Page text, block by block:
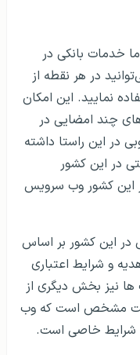
خدمات بانکی در
در هر نقطه از
نمایید. این امکان
چند امضایی در
در این راستا داشته
در این کشور
این کشور وب سرویس
این کشور بر اساس
و شرایط اعتباری
ها نیز بخش دیگری از
است مشخص است که وب
شرایط خاصی است.